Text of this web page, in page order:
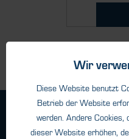
Haftungsangaben
Wir
Diese Website benutzt
Betrieb der Website
werden. Andere
dieser Website erhöhen,